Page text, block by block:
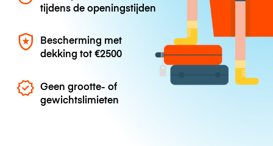
tijdens de openingstijden
Bescherming met
dekking tot€2500
Geen grootte- of
gewichtslimieten